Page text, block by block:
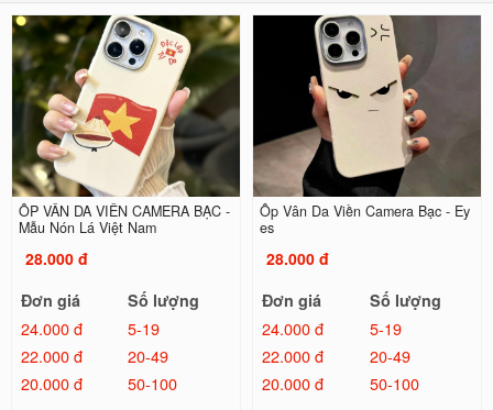
ỐP VÂN DA VIỀN CAMERA BẠC -
Mẫu Nón Lá Việt Nam
28.000 đ
Đơn giá
Số lượng
24.000 đ
5-19
22.000 đ
20-49
20.000 đ
50-100
Ốp Vân Da Viền Camera Bạc - Ey
es
28.000 đ
Đơn giá
Số lượng
24.000 đ
5-19
22.000 đ
20-49
20.000 đ
50-100